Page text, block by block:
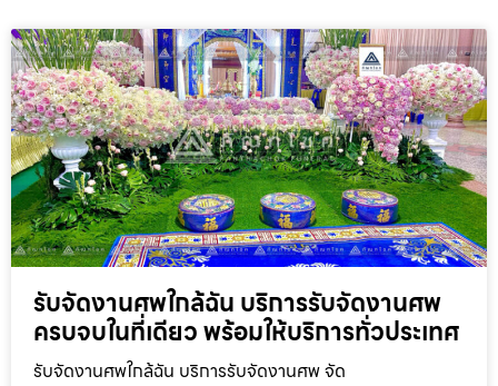
รับจัดงานศพใกล้ฉัน บริการรับจัดงานศพ
ครบจบในที่เดียว พร้อมให้บริการทั่วประเทศ
รับจัดงานศพใกล้ฉัน บริการรับจัดงานศพ จัด